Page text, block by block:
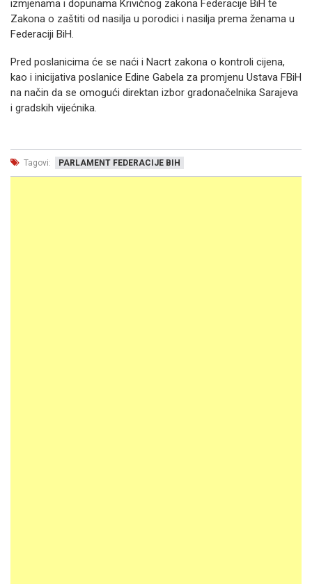
izmjenama i dopunama Krivičnog zakona Federacije BiH te
Zakona o zaštiti od nasilja u porodici i nasilja prema ženama u
Federaciji BiH.
Pred poslanicima će se naći i Nacrt zakona o kontroli cijena,
kao i inicijativa poslanice Edine Gabela za promjenu Ustava FBiH
na način da se omogući direktan izbor gradonačelnika Sarajeva
i gradskih vijećnika.
Tagovi: PARLAMENT FEDERACIJE BIH